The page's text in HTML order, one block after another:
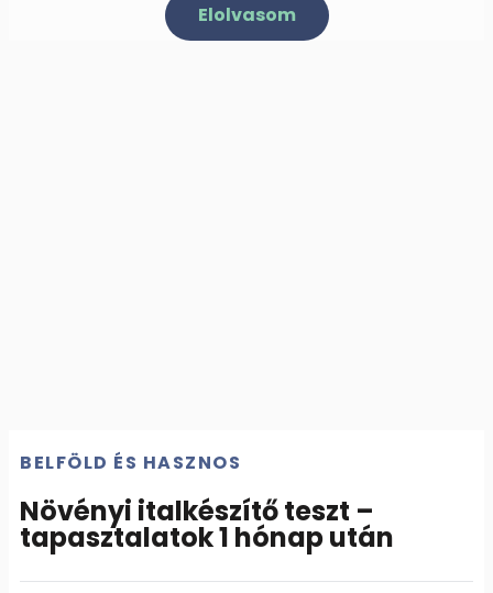
Elolvasom
BELFÖLD ÉS HASZNOS
Növényi italkészítő teszt –
tapasztalatok 1 hónap után